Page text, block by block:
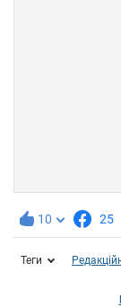
10 25
Теги